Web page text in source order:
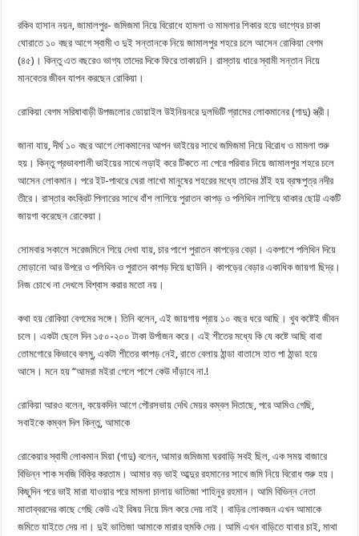
রকিব হাসান নয়ন, জামালপুর- জমিজমা নিয়ে বিরোধে হামলা ও মামলার শিকার হয়ে ভাগ্যের চাকা
ঘোরাতে ১০ বছর আগে স্বামী ও দুই সন্তানকে নিয়ে জামালপুর শহরে চলে আসেন রোকিয়া বেগম
(৪৫)। কিন্তু এত বছরেও ভাগ্য তাদের দিকে ফিরে তাকায়নি। রাস্তায় ধারে স্বামী সন্তান নিয়ে
মানবেতর জীবন যাপন করছেন রোকিয়া।
রোকিয়া বেগম সরিষাবাড়ী উপজলোর ডোয়াইল উইনিয়নরে দুলভিটি গ্রামের লোকমানের (গাদু) স্ত্রী।
জানা যায়, দীর্ঘ ১০ বছর আগে লোকমানের আপন ভাইয়ের সাথে জমিজমা নিয়ে বিরোধ ও মামলা শুরু
হয়। কিন্তু প্রভাবশালী ভাইয়ের সাথে লড়াই করে টিকতে না পেরে পরিবার নিয়ে জামালপুর শহরে চলে
আসেন লোকমান। পরে ইট-পাথরে ঘেরা লাখো মানুষের শহরের মধ্যে তাদের ঠাঁই হয় ব্রহ্মপুত্র নদীর
তীরে। রাস্তার কংক্রিট পিলারের সাথে বাঁশ লাগিয়ে পুরাতন কাপড় ও পলিথিন লাগিয়ে থাকার ছোট্ট একটি
জায়গা করেছেন রোকেয়া।
সোমবার সকালে সরেজমিনে গিয়ে দেখা যায়, চার পাশে পুরাতন কাপড়ের বেড়া। একপাশে পলিথিন দিয়ে
মোড়ানো আর উপরে ও পলিথিন ও পুরাতন কাপড় দিয়ে ছাউনি। কাপড়ের বেড়ার একাধিক জায়গা ছিদ্র।
নিজ চোখে না দেখলে বিশ্বাস করার মতো নয়।
কথা হয় রোকিয়া বেগমের সঙ্গে। তিনি বলেন, এই জায়গায় প্রায় ১০ বছর ধরে আছি। খুব কষ্টেই জীবন
চলে। একটা ছেলে দিন ১৫০-২০০ টাকা উর্পাজন করে। এই শীতের মধ্যে কি যে কষ্টে আছি বাবা
তোমগোরে কিভাবে বলমু, একটা শীতের কাপড় নেই, রাতে বেলায় ঠান্ডা বাতাসে হাত পা ঠান্ডা হয়ে
আসে। মনে হয় “আমরা মইরা গেলে পাশে কেউ দাঁড়াবে না.!
রোকিয়া আরও বলেন, কয়েকদিন আগে পৌরসভায় দেখি মেয়র কম্বল দিতাছে, পরে আমিও গেছি,
সবাইকে কম্বল দিল কিন্তু, আমাকে
রোকেয়ার স্বামী লোকমান মিয়া (গাদু) বলেন, আমার জমিজমা ঘরবাড়ি সবই ছিল, এক সময় বাজারে
বিভিন্ন শাক সবজি বিক্রি করতাম। আমার বড় ভাই আব্দুর রহমানের সাথে জমি নিয়ে বিরোধ শুরু হয়।
কিছুদিন পরে ভাই মারা যাওয়ার পরে মামলা চালায় ভাতিজা শাহিনুর রহমান। আমি বিভিন্ন নেতা
মাতাব্বরদের কাছে গেছি কেউ এই বিষয় নিয়ে মিল করে দেয় নাই। বাড়ির লোকজন এখন আমাকে
জমিতে যাইতে দেয় না। দুই ভাতিজা আমাকে মারার হুমকি দেয়। আমি এখন বাড়িতে যাবার চাই, মাথা